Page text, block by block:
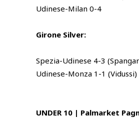
Udinese-Milan 0-4
Girone Silver:
Spezia-Udinese 4-3
Udinese-Monza 1-1 (Vidussi)
UNDER 10 | Palmarket